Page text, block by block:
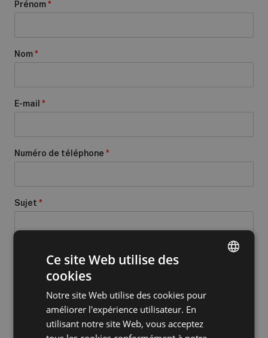
Prénom *
Nom *
E-mail *
Numéro de téléphone *
Sujet *
FRENCH
Ce site Web utilise des
cookies
Notre site Web utilise des cookies pour
améliorer l'expérience utilisateur. En
utilisant notre site Web, vous acceptez